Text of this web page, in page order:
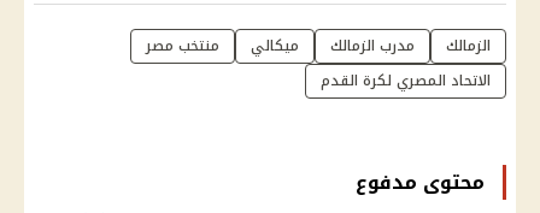
الزمالك مدرب الزمالك ميكالي
منتخب مصر
الاتحاد المصري لكرة القدم
محتوى مدفوع